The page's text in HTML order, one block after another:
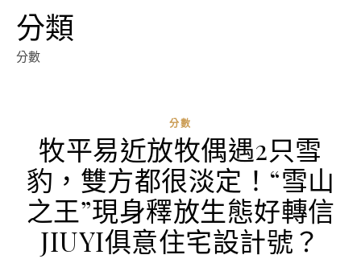
分類
分數
分數
牧平易近放牧偶遇2只雪
豹，雙方都很淡定！“雪山
之王”現身釋放生態好轉信
JIUYI俱意住宅設計號？